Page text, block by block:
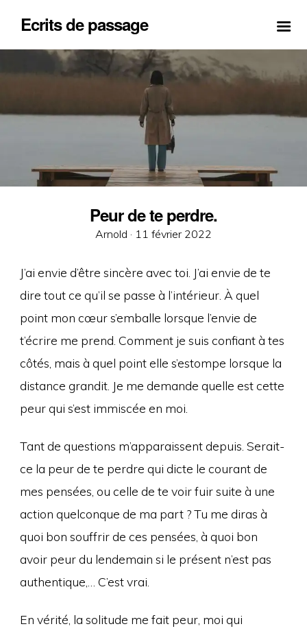
Ecrits de passage
Peur de te perdre.
Arnold · Posted
11 février 2022
J’ai envie d’être sincère avec toi. J’ai envie de te
dire tout ce qu’il se passe à l’intérieur. À quel
point mon cœur s’emballe lorsque l’envie de
t’écrire me prend. Comment je suis confiant à tes
côtés, mais à quel point elle s’estompe lorsque la
distance grandit. Je me demande quelle est cette
peur qui s’est immiscée en moi.
Tant de questions m’apparaissent depuis. Serait-
ce la peur de te perdre qui dicte le courant de
mes pensées, ou celle de te voir fuir suite à une
action quelconque de ma part ? Tu me diras à
quoi bon souffrir de ces pensées, à quoi bon
avoir peur du lendemain si le présent n’est pas
authentique,… C’est vrai.
En vérité, la solitude me fait peur, moi qui